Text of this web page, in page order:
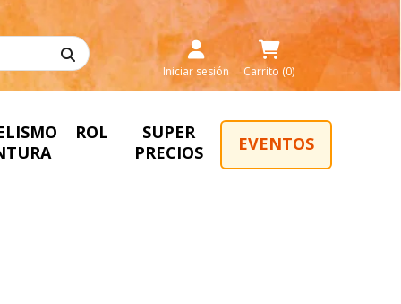
Iniciar sesión Carrito (0)
ROL
SUPER
PRECIOS
EVENTOS